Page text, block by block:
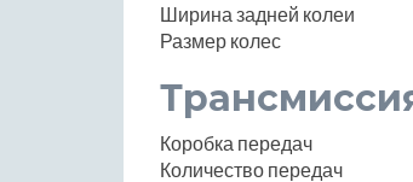
Ширина задней колеи
Размер колес
Коробка передач
Количество передач